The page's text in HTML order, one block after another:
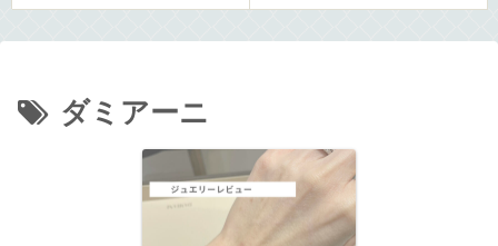
ダミアーニ